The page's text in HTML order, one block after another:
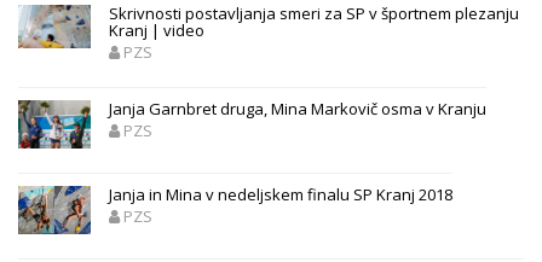
Skrivnosti postavljanja smeri za SP v športnem plezanju
Kranj | video
PZS
Janja Garnbret druga, Mina Markovič osma v Kranju
PZS
Janja in Mina v nedeljskem finalu SP Kranj 2018
PZS